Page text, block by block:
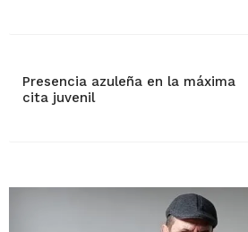
Presencia azuleña en la máxima
cita juvenil